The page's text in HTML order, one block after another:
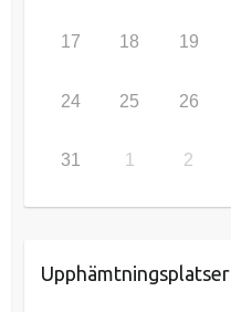
17 18 19
24 25 26
31 1 2
Upphämtningsplatser